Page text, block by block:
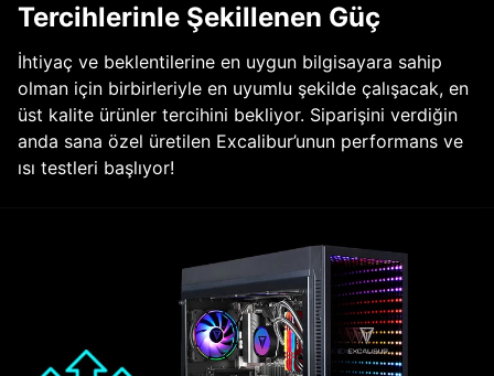
Tercihlerinle Şekillenen Güç
İhtiyaç ve beklentilerine en uygun bilgisayara sahip
olman için birbirleriyle en uyumlu şekilde çalışacak, en
üst kalite ürünler tercihini bekliyor. Siparişini verdiğin
anda sana özel üretilen Excalibur’unun performans ve
ısı testleri başlıyor!